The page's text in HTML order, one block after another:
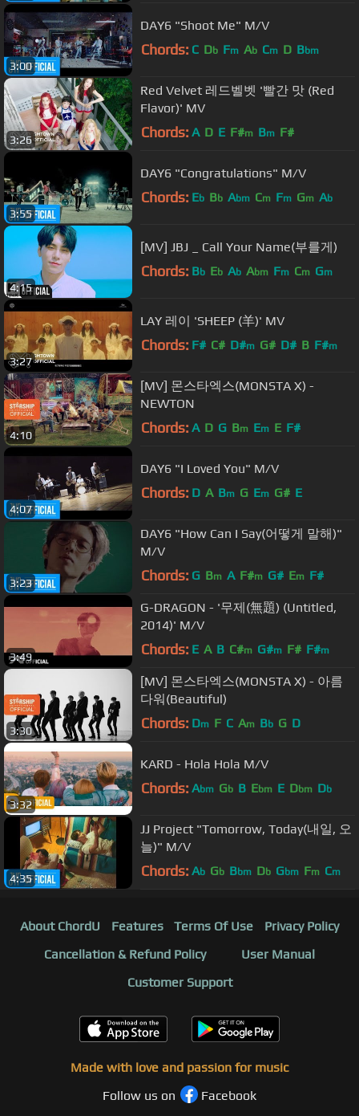
3:00
DAY6 "Shoot Me" M/V
Chords: C Db Fm Ab Cm D Bbm
3:26
Red Velvet 레드벨벳 '빨간 맛 (Red
Flavor)' MV
Chords: A D E F#m Bm F#
3:55
DAY6 "Congratulations" M/V
Chords: Eb Bb Abm Cm Fm Gm Ab
4:15
[MV] JBJ _ Call Your Name(부를게)
Chords: Bb Eb Ab Abm Fm Cm Gm
3:27
LAY 레이 'SHEEP (羊)' MV
Chords: F# C# D#m G# D# B F#m
4:10
[MV] 몬스타엑스(MONSTA X) -
NEWTON
Chords: A D G Bm Em E F#
4:07
DAY6 "I Loved You" M/V
Chords: D A Bm G Em G# E
3:23
DAY6 "How Can I Say(어떻게 말해)"
M/V
Chords: G Bm A F#m G# Em F#
3:49
G-DRAGON - '무제(無題) (Untitled,
2014)' M/V
Chords: E A B C#m G#m F# F#m
3:30
[MV] 몬스타엑스(MONSTA X) - 아름
다워(Beautiful)
Chords: Dm F C Am Bb G D
3:32
KARD - Hola Hola M/V
Chords: Abm Gb B Ebm E Dbm Db
4:35
JJ Project "Tomorrow, Today(내일, 오
늘)" M/V
Chords: Ab Gb Bbm Db Gbm Fm Cm
About ChordU Features Terms Of Use
Privacy Policy
Cancellation & Refund Policy
User Manual
Customer Support
Made with love and passion for music
Follow us on
Facebook